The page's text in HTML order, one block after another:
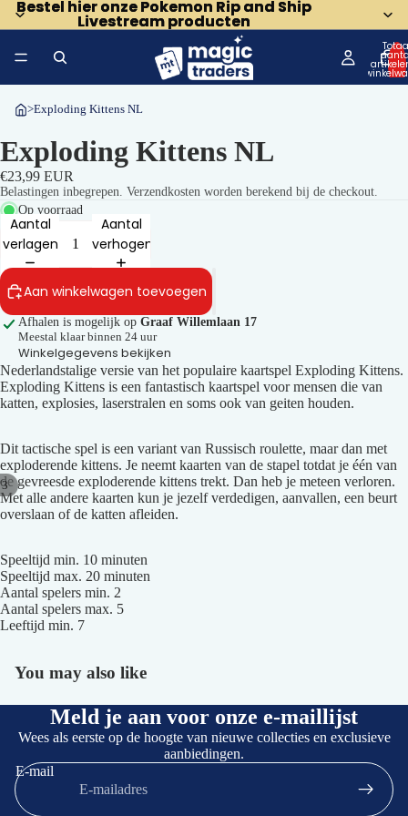
Bestel hier onze Pokemon Rip and Ship
Livestream producten
Bestel hier onze Pokemon Rip and Ship
Livestream producten
0
>Exploding Kittens NL
3
Afbeelding
in
volledig
scherm
Afbeelding
in
volledig
scherm
Afbeelding
in
volledig
scherm
Exploding Kittens NL
€23,99 EUR
Belastingen inbegrepen. Verzendkosten worden berekend bij de checkout.
Op voorraad
Aantal
verlagen
Aantal
verhogen
Aan winkelwagen toevoegen
Afhalen is mogelijk op Graaf Willemlaan 17
Meestal klaar binnen 24 uur
Winkelgegevens bekijken
Nederlandstalige versie van het populaire kaartspel Exploding Kittens.
Exploding Kittens is een fantastisch kaartspel voor mensen die van
katten, explosies, laserstralen en soms ook van geiten houden.
Dit tactische spel is een variant van Russisch roulette, maar dan met
exploderende kittens. Je neemt kaarten van de stapel totdat je één van
de gevreesde exploderende kittens trekt. Dan heb je meteen verloren.
Met alle andere kaarten kun je jezelf verdedigen, aanvallen, een beurt
overslaan of de katten afleiden.
Speeltijd min. 10 minuten
Speeltijd max. 20 minuten
Aantal spelers min. 2
Aantal spelers max. 5
Leeftijd min. 7
You may also like
Meld je aan voor onze e-maillijst
Wees als eerste op de hoogte van nieuwe collecties en exclusieve
aanbiedingen.
E-mail